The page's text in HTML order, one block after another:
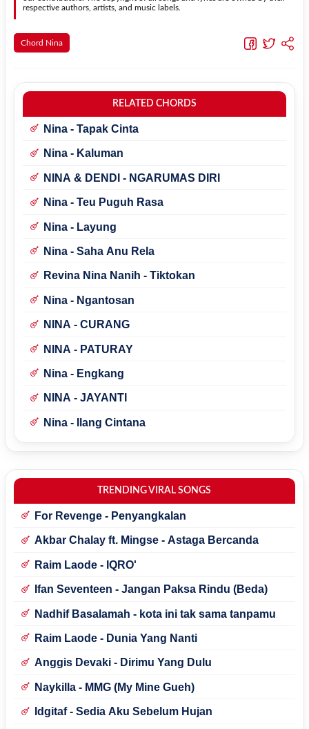
respective authors, artists, and music labels.
Chord Nina
RELATED CHORDS
Nina - Tapak Cinta
Nina - Kaluman
NINA & DENDI - NGARUMAS DIRI
Nina - Teu Puguh Rasa
Nina - Layung
Nina - Saha Anu Rela
Revina Nina Nanih - Tiktokan
Nina - Ngantosan
NINA - CURANG
NINA - PATURAY
Nina - Engkang
NINA - JAYANTI
Nina - Ilang Cintana
TRENDING VIRAL SONGS
For Revenge - Penyangkalan
Akbar Chalay ft. Mingse - Astaga Bercanda
Raim Laode - IQRO'
Ifan Seventeen - Jangan Paksa Rindu (Beda)
Nadhif Basalamah - kota ini tak sama tanpamu
Raim Laode - Dunia Yang Nanti
Anggis Devaki - Dirimu Yang Dulu
Naykilla - MMG (My Mine Gueh)
Idgitaf - Sedia Aku Sebelum Hujan